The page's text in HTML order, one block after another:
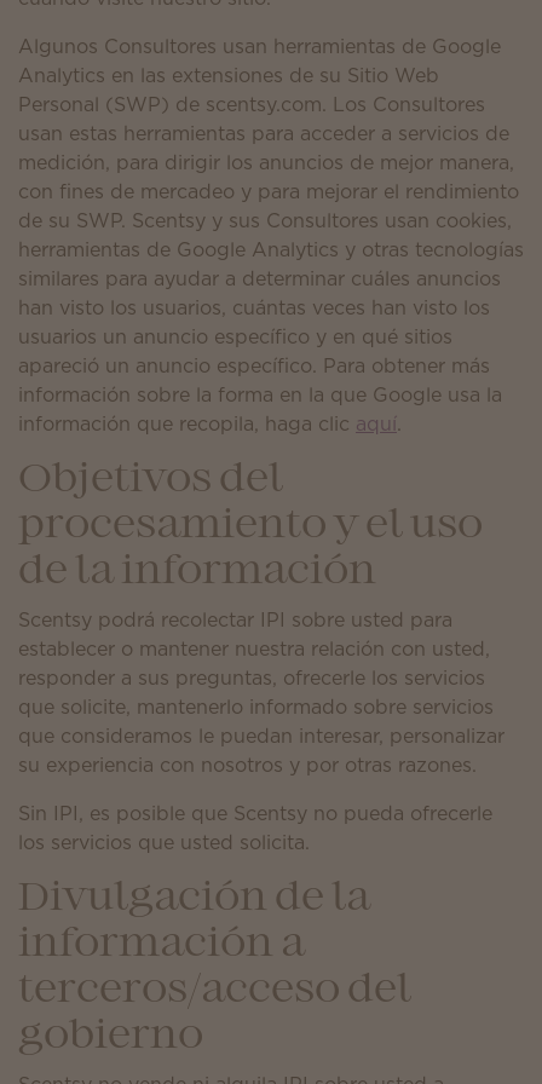
Algunos Consultores usan herramientas de Google
Analytics en las extensiones de su Sitio Web
Personal (SWP) de scentsy.com. Los Consultores
usan estas herramientas para acceder a servicios de
medición, para dirigir los anuncios de mejor manera,
con fines de mercadeo y para mejorar el rendimiento
de su SWP. Scentsy y sus Consultores usan cookies,
herramientas de Google Analytics y otras tecnologías
similares para ayudar a determinar cuáles anuncios
han visto los usuarios, cuántas veces han visto los
usuarios un anuncio específico y en qué sitios
apareció un anuncio específico. Para obtener más
información sobre la forma en la que Google usa la
información que recopila, haga clic aquí.
Objetivos del
procesamiento y el uso
de la información
Scentsy podrá recolectar IPI sobre usted para
establecer o mantener nuestra relación con usted,
responder a sus preguntas, ofrecerle los servicios
que solicite, mantenerlo informado sobre servicios
que consideramos le puedan interesar, personalizar
su experiencia con nosotros y por otras razones.
Sin IPI, es posible que Scentsy no pueda ofrecerle
los servicios que usted solicita.
Divulgación de la
información a
terceros/acceso del
gobierno